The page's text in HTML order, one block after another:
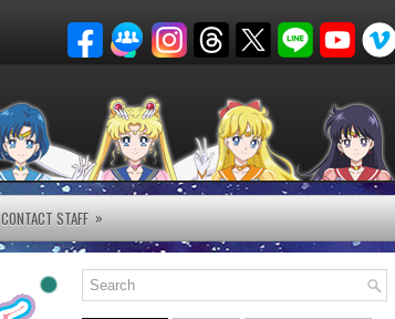
CONTACT STAFF »